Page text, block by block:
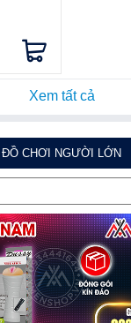
Xem tất cả
ĐỒ CHƠI NGƯỜI LỚN